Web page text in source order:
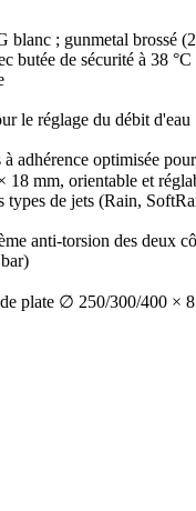
blanc ; gunmetal brossé
butée de sécurité à 38 °C
le réglage du débit d'eau
adhérence optimisée
mm, orientable et
de jets (Rain,
anti-torsion des deux
plate ∅ 250/300/400